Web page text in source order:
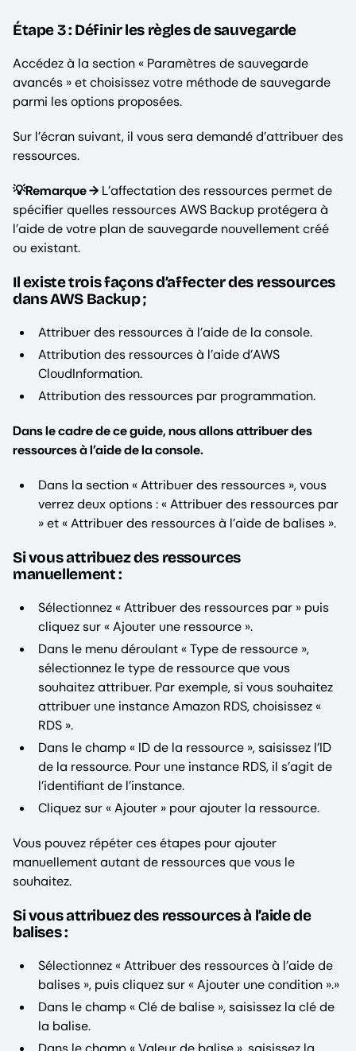
Étape 3 : Définir les règles de sauvegarde
Accédez à la section « Paramètres de sauvegarde
avancés » et choisissez votre méthode de sauvegarde
parmi les options proposées.
Sur l’écran suivant, il vous sera demandé d’attribuer des
ressources.
💡Remarque → L’affectation des ressources permet de
spécifier quelles ressources AWS Backup protégera à
l’aide de votre plan de sauvegarde nouvellement créé
ou existant.
Il existe trois façons d’affecter des ressources
dans AWS Backup ;
Attribuer des ressources à l’aide de la console.
Attribution des ressources à l’aide d’AWS
CloudInformation.
Attribution des ressources par programmation.
Dans le cadre de ce guide, nous allons attribuer des
ressources à l’aide de la console.
Dans la section « Attribuer des ressources », vous
verrez deux options : « Attribuer des ressources par
» et « Attribuer des ressources à l’aide de balises ».
Si vous attribuez des ressources
manuellement :
Sélectionnez « Attribuer des ressources par » puis
cliquez sur « Ajouter une ressource ».
Dans le menu déroulant « Type de ressource »,
sélectionnez le type de ressource que vous
souhaitez attribuer. Par exemple, si vous souhaitez
attribuer une instance Amazon RDS, choisissez «
RDS ».
Dans le champ « ID de la ressource », saisissez l’ID
de la ressource. Pour une instance RDS, il s’agit de
l’identifiant de l’instance.
Cliquez sur « Ajouter » pour ajouter la ressource.
Vous pouvez répéter ces étapes pour ajouter
manuellement autant de ressources que vous le
souhaitez.
Si vous attribuez des ressources à l’aide de
balises :
Sélectionnez « Attribuer des ressources à l’aide de
balises », puis cliquez sur « Ajouter une condition ».»
Dans le champ « Clé de balise », saisissez la clé de
la balise.